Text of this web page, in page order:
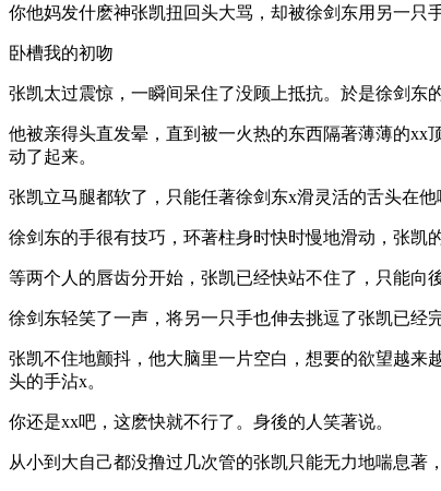
你他妈发什麽神张凯扭回头大骂，却被徐剑东用另一只
卧槽我的初吻
张凯太过震惊，一瞬间呆住了没顾上抵抗。於是徐剑东
他被亲得头直发晕，直到被一火热的东西隔著薄薄的xx
动了起来。
张凯立马腿都软了，只能任著徐剑东x滑灵活的舌头在他
徐剑东的手很有技巧，环著柱身时快时慢地滑动，张凯
等两个人的唇齿分开始，张凯已经快站不住了，只能向
徐剑东轻笑了一声，将另一只手也伸去挑逗了张凯已经
张凯不住地颤抖，他大脑里一片空白，想要的欲望越来
头的手沾x。
你还是xx吧，这麽快就不行了。身後的人笑著说。
从小到大自己都没撸过几次管的张凯只能无力地喘息著